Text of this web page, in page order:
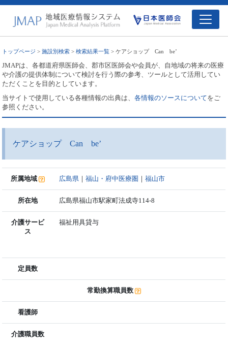
トップページ >施設別検索 >検索結果一覧 > ケアショップ Can be’
JMAPは、各都道府県医師会、郡市区医師会や会員が、自地域の将来の医療
や介護の提供体制について検討を行う際の参考、ツールとして活用してい
ただくことを目的としています。
当サイトで使用している各種情報の出典は、各情報のソースについてをご
参照ください。
ケアショップ Can be’
所属地域 広島県 ｜福山・府中医療圏 ｜福山市
所在地 広島県福山市駅家町法成寺114-8
介護サービ
ス
福祉用具貸与
定員数
常勤換算職員数
看護師
介護職員数